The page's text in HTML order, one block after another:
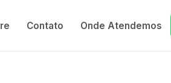
Contato Onde Atendemos